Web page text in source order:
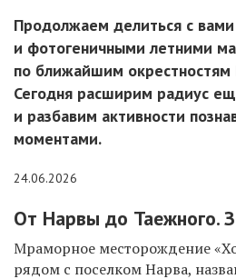
Продолжаем делиться с
и фотогеничными летними
по ближайшим окрестностям
Сегодня расширим радиус
и разбавим активности
моментами.
24.06.2026
От Нарвы до Таежного.
Мраморное месторождение
рядом с поселком Нарва,